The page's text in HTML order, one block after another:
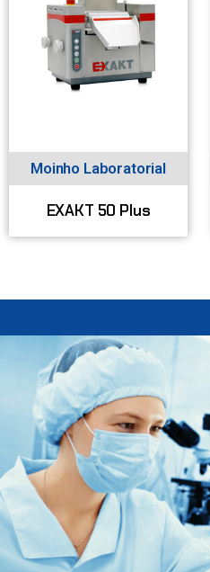
Moinho Laboratorial
EXAKT 50 Plus